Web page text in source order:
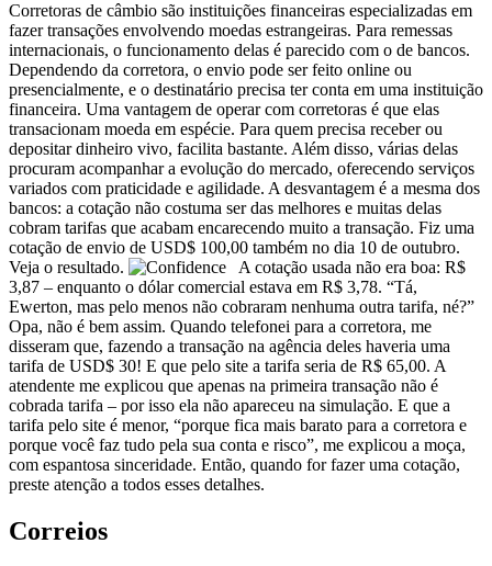
Corretoras de câmbio são instituições financeiras especializadas em
fazer transações envolvendo moedas estrangeiras. Para remessas
internacionais, o funcionamento delas é parecido com o de bancos.
Dependendo da corretora, o envio pode ser feito online ou
presencialmente, e o destinatário precisa ter conta em uma instituição
financeira. Uma vantagem de operar com corretoras é que elas
transacionam moeda em espécie. Para quem precisa receber ou
depositar dinheiro vivo, facilita bastante. Além disso, várias delas
procuram acompanhar a evolução do mercado, oferecendo serviços
variados com praticidade e agilidade. A desvantagem é a mesma dos
bancos: a cotação não costuma ser das melhores e muitas delas
cobram tarifas que acabam encarecendo muito a transação. Fiz uma
cotação de envio de USD$ 100,00 também no dia 10 de outubro.
Veja o resultado.
A cotação usada não era boa: R$
3,87 – enquanto o dólar comercial estava em R$ 3,78. “Tá,
Ewerton, mas pelo menos não cobraram nenhuma outra tarifa, né?”
Opa, não é bem assim. Quando telefonei para a corretora, me
disseram que, fazendo a transação na agência deles haveria uma
tarifa de USD$ 30! E que pelo site a tarifa seria de R$ 65,00. A
atendente me explicou que apenas na primeira transação não é
cobrada tarifa – por isso ela não apareceu na simulação. E que a
tarifa pelo site é menor, “porque fica mais barato para a corretora e
porque você faz tudo pela sua conta e risco”, me explicou a moça,
com espantosa sinceridade. Então, quando for fazer uma cotação,
preste atenção a todos esses detalhes.
Correios